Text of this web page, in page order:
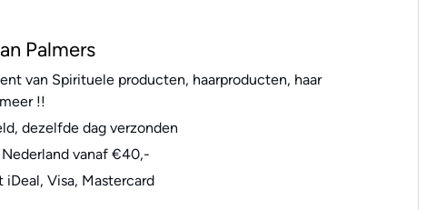
Palmers
van Spirituele producten, haarproducten, haar
!!
dezelfde dag verzonden
vanaf €40,-
Visa, Mastercard